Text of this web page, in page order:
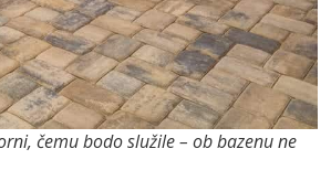
čemu bodo služile – ob bazenu ne